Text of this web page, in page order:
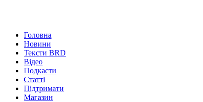
Головна
Новини
Тексти BRD
Відео
Подкасти
Статті
Підтримати
Магазин